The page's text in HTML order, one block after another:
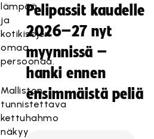
lämpöä
ja
kotikisojen
omaa
persoonaa.
Malliston
tunnistettava
kettuhahmo
näkyy
Pelipassit kaudelle
2026–27 nyt
myynnissä –
hanki ennen
ensimmäistä peliä